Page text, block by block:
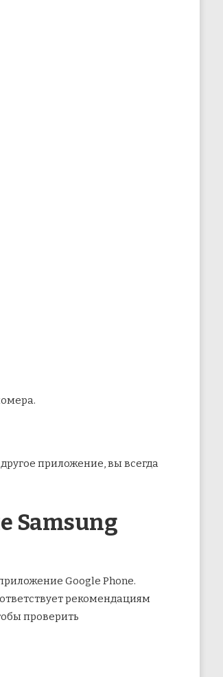
приложение, вы всегда
Samsung
Google Phone.
рекомендациям
проверить